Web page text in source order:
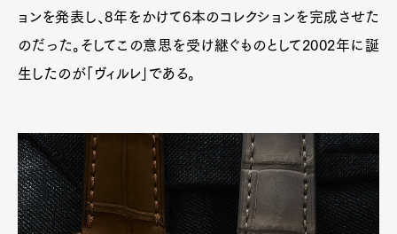
Art&DesignWatchFashion
Pen Membership
Magazine
Official Columnist
About
Contact
ョンを発表し、8年をかけて6本のコレクションを完成させた
のだった。そしてこの意思を受け継ぐものとして2002年に誕
生したのが「ヴィルレ」である。